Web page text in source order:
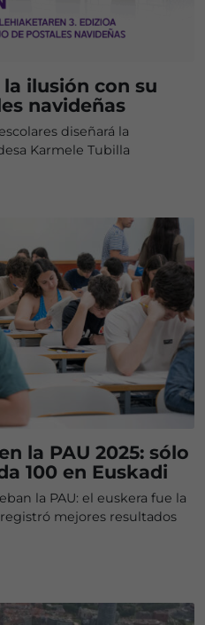
ilusión con su
navideñas
diseñará la
Karmele Tubilla
la PAU 2025: sólo
100 en Euskadi
la PAU: el euskera fue la
mejores resultados